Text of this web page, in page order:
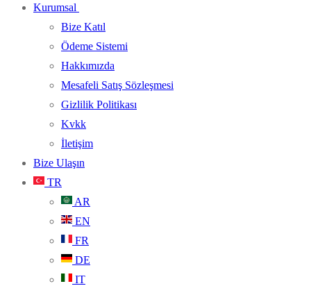
Kurumsal
Bize Katıl
Ödeme Sistemi
Hakkımızda
Mesafeli Satış Sözleşmesi
Gizlilik Politikası
Kvkk
İletişim
Bize Ulaşın
TR
AR
EN
FR
DE
IT